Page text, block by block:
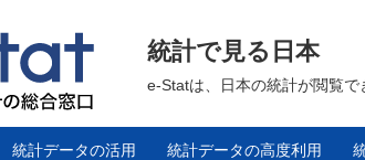
統計で見る日本
e-Statは、日本の統計が閲覧
統計データの活用 統計データの高度利用